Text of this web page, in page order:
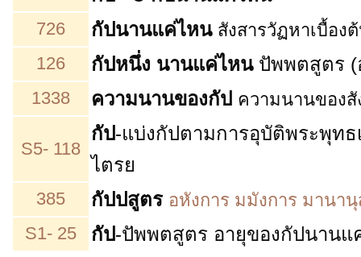
726 กัปนานแค่ไหน สังสารวัฏหาเบื้อง
126
กัปหนึ่ง นานแค่ไหนปัพพตสูตร (
1338 ความนานของกัป ความนานของสั
S5- 118
กัป-แบ่งกัปตามการอุบัติพระพุทธ
ไตรย
385 กัปปสูตร อหังการ มมังการ มานา
S1- 25
กัป-ปัพพตสูตร อายุของกัปนาน